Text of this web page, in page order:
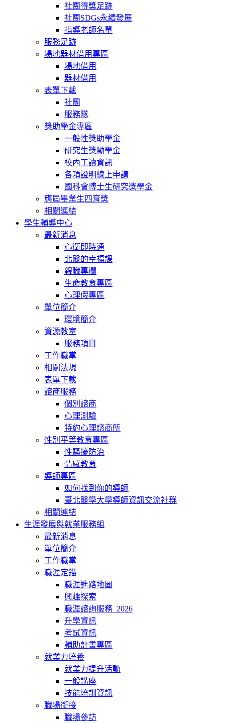
社團得獎足跡
社團SDGs永續發展
指導老師名單
服務足跡
場地器材借用專區
場地借用
器材借用
表單下載
社團
服務隊
獎助學金專區
一般性獎助學金
研究生獎勵學金
校內工讀資訊
各項證明線上申請
國科會博士生研究獎學金
應屆畢業生四育獎
相關連結
學生輔導中心
最新消息
心衛即時通
北醫的幸福課
親職專欄
生命教育專區
心理假專區
單位簡介
環境簡介
資源教室
服務項目
工作職掌
相關法規
表單下載
諮商服務
個別諮商
心理測驗
特約心理諮商所
性別平等教育專區
性騷擾防治
情感教育
導師專區
如何找到你的導師
臺北醫學大學導師資訊交流社群
相關連結
生涯發展與就業服務組
最新消息
單位簡介
工作職掌
職涯定錨
職涯進路地圖
興趣探索
職涯諮詢服務_2026
升學資訊
考試資訊
輔助計畫專區
就業力培養
就業力提升活動
一般講座
技能培訓資訊
職場銜接
職場參訪